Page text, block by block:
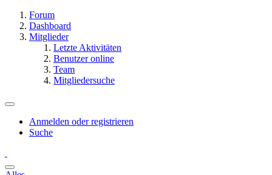
Forum
Dashboard
Mitglieder
Letzte Aktivitäten
Benutzer online
Team
Mitgliedersuche
Anmelden oder registrieren
Suche